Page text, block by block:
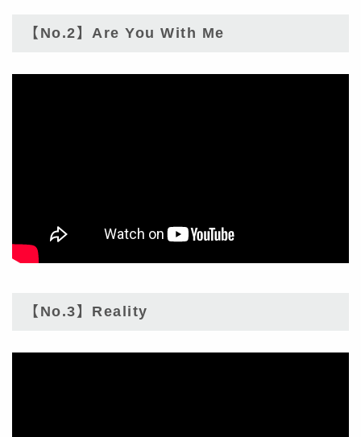
【No.2】Are You With Me
【No.3】Reality